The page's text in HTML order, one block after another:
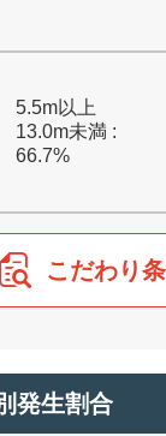
5.5m以上
13.0m未満 :
66.7%
こだわり
発生割合